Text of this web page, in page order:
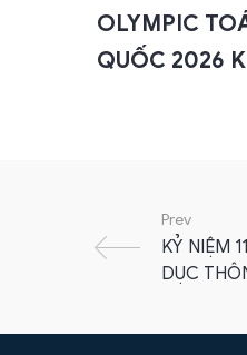
OLYMPIC
QUỐC 2026
Prev